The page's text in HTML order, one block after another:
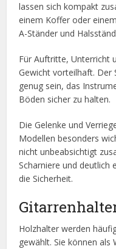
lassen sich kompakt
einem Koffer oder
A-Ständer und
Für Auftritte, Unterricht
Gewicht vorteilhaft. Der
genug sein, das
Böden sicher zu halten.
Die Gelenke und
Modellen besonders
nicht unbeabsichtigt
Scharniere und deutlich
die Sicherheit.
Holzhalter werden
gewählt. Sie können